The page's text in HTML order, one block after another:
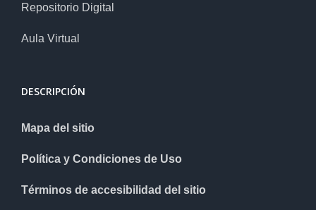
Repositorio Digital
Aula Virtual
DESCRIPCIÓN
Mapa del sitio
Política y Condiciones de Uso
Términos de accesibilidad del sitio